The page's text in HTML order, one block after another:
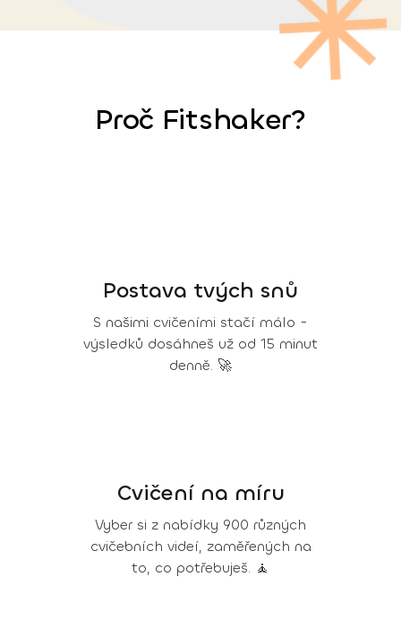
Proč Fitshaker?
Postava tvých snů
S našimi cvičeními stačí málo -
výsledků dosáhneš už od 15 minut
denně. 🚀
Cvičení na míru
Vyber si z nabídky 900 různých
cvičebních videí, zaměřených na
to, co potřebuješ. 🧘